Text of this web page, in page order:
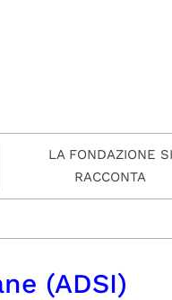
LA FONDAZIONE SI
RACCONTA
(ADSI)